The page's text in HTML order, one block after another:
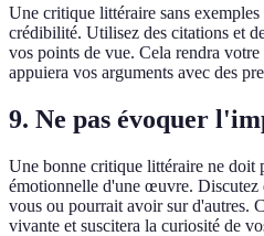
Une critique littéraire sans
crédibilité. Utilisez des citations et
vos points de vue. Cela rendra
appuiera vos arguments avec des
9. Ne pas évoquer
Une bonne critique littéraire ne doit
émotionnelle d'une œuvre.
vous ou pourrait avoir sur d'autres.
vivante et suscitera la curiosité de